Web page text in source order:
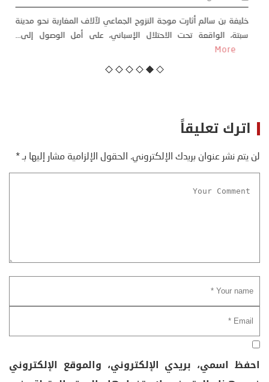
23 يوليو، 2026
كتب: منذر بالضيافي بدأت قصتي مع التغييرات المناخية ” المتطرفة”،
منذ نهاية ثمانينات القرن الماضي، حين أطردنا ...
اترك تعليقاً
لن يتم نشر عنوان بريدك الإلكتروني. الحقول الإلزامية مشار إليها بـ*
احفظ اسمي، بريدي الإلكتروني، والموقع الإلكتروني